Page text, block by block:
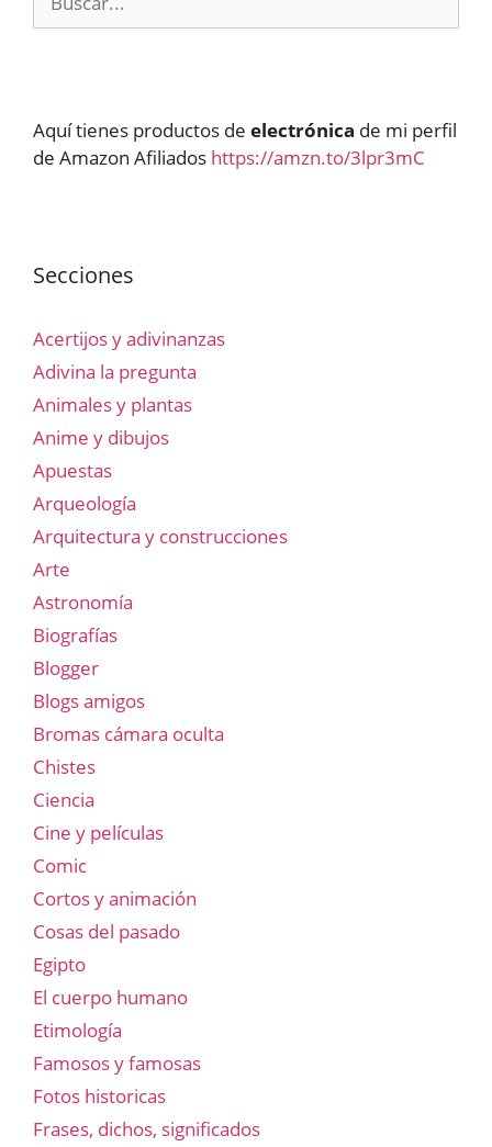
Aquí tienes productos de electrónica de mi perfil
de Amazon Afiliados https://amzn.to/3lpr3mC
Secciones
Acertijos y adivinanzas
Adivina la pregunta
Animales y plantas
Anime y dibujos
Apuestas
Arqueología
Arquitectura y construcciones
Arte
Astronomía
Biografías
Blogger
Blogs amigos
Bromas cámara oculta
Chistes
Ciencia
Cine y películas
Comic
Cortos y animación
Cosas del pasado
Egipto
El cuerpo humano
Etimología
Famosos y famosas
Fotos historicas
Frases, dichos, significados